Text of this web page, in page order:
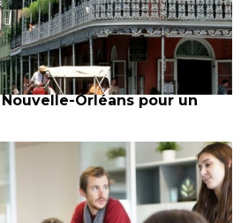
Orléans pour un